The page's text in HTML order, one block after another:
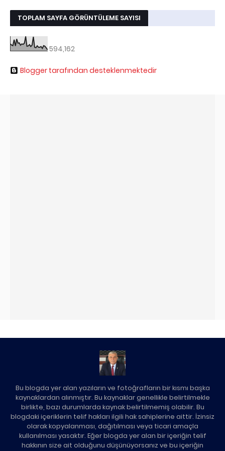
TOPLAM SAYFA GÖRÜNTÜLEME SAYISI
594,162
Blogger tarafından desteklenmektedir
Bu blogda yer alan yazıların ve fotoğrafların bir kısmı başka
kaynaklardan alınmıştır. Bu kaynaklar genellikle belirtilmekle
birlikte, bazı durumlarda kaynak belirtilmemiş olabilir. Bu
blogdaki içeriklerin telif hakları ilgili hak sahiplerine aittir. İzinsiz
olarak kopyalanması, dağıtılması veya ticari amaçla
kullanılması yasaktır. Eğer blogda yer alan bir içeriğin telif
hakkının size ait olduğunu düşünüyorsanız ve bu içeriğin